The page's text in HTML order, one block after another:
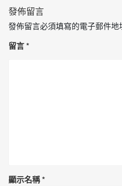
發佈留言
發佈留言必須填寫的電子郵件地
留言*
顯示名稱*